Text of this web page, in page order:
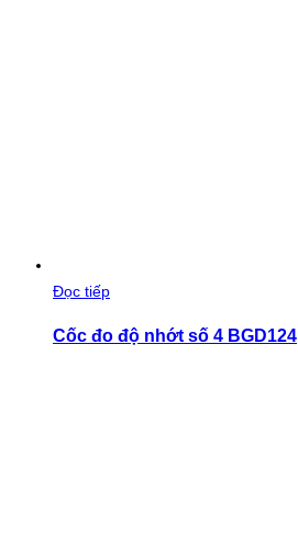
Đọc tiếp
Cốc đo độ nhớt số 4 BGD124